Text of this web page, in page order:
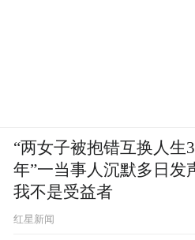
“两女子被抱错互换人生
年”一当事人沉默多日发
我不是受益者
红星新闻